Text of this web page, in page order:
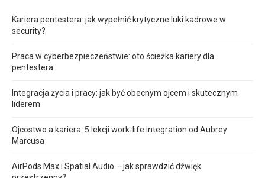
Kariera pentestera: jak wypełnić krytyczne luki kadrowe w
security?
Praca w cyberbezpieczeństwie: oto ścieżka kariery dla
pentestera
Integracja życia i pracy: jak być obecnym ojcem i skutecznym
liderem
Ojcostwo a kariera: 5 lekcji work-life integration od Aubrey
Marcusa
AirPods Max i Spatial Audio – jak sprawdzić dźwięk